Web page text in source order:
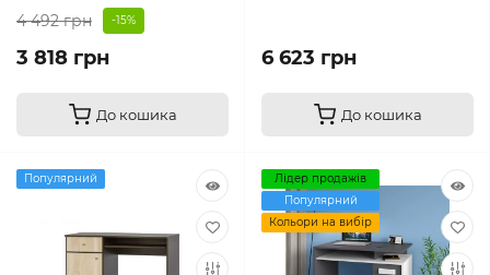
4 492 грн -15%
3 818 грн
До кошика
6 623 грн
До кошика
Популярний
Лідер продажів
Популярний
Кольори на вибір